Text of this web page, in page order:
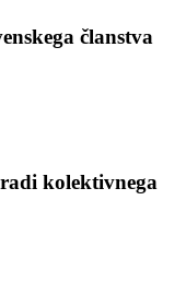
članstva
kolektivnega